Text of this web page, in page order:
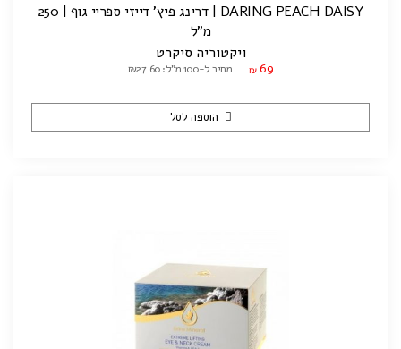
DARING PEACH DAISY | דרינג פיץ' דייזי ספריי גוף | 250
מ"ל
ויקטוריה סיקרט
₪ 69 מחיר ל-100 מ"ל: ₪27.60
הוספה לסל